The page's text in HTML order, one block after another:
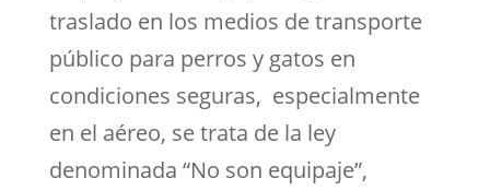
traslado en los medios de transporte
público para perros y gatos en
condiciones seguras, especialmente
en el aéreo, se trata de la ley
denominada “No son equipaje”,